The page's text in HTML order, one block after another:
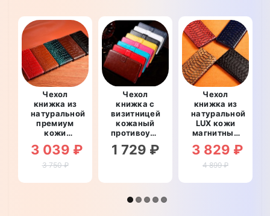
Чехол
книжка из
натуральной
премиум
кожи
противоударный
магнитный
для
"CROCODILE"
3 039 ₽
3 750 ₽
Чехол
книжка с
визитницей
кожаный
противоударный
для
OnePlus 9
1 729 ₽
Чехол
книжка из
натуральной
LUX кожи
магнитный
противоударный
для
OnePlus 9
3 829 ₽
4 899 ₽